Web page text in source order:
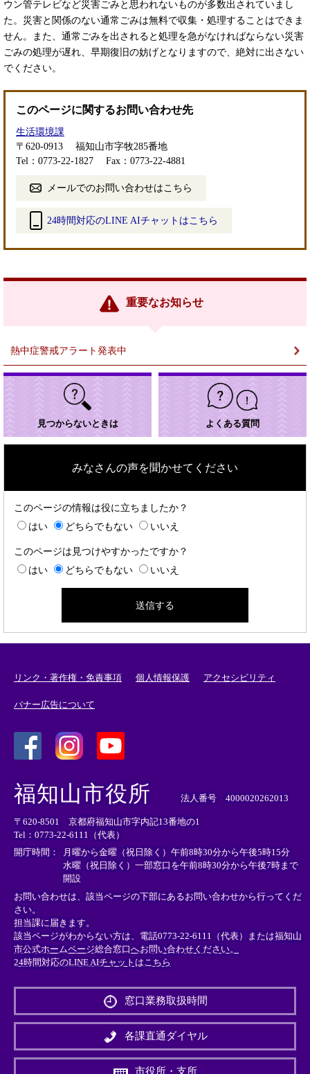
ウン管テレビなど災害ごみと思われないものが多数出されていまし
た。災害と関係のない通常ごみは無料で収集・処理することはできま
せん。また、通常ごみを出されると処理を急がなければならない災害
ごみの処理が遅れ、早期復旧の妨げとなりますので、絶対に出さない
でください。
このページに関するお問い合わせ先
生活環境課
〒620-0913
福知山市字牧285番地
Tel：0773-22-1827
Fax：0773-22-4881
メールでのお問い合わせはこちら
24時間対応のLINE AIチャットはこちら
リ
重要なお知らせ
熱中症警戒アラート発表中
見つからないときは よくある質問
みなさんの声を聞かせてください
このページの情報は役に立ちましたか？
はい
どちらでもない いいえ
このページは見つけやすかったですか？
はい
どちらでもない いいえ
リンク・著作権・免責事項 個人情報保護 アクセシビリティ
バナー広告について
外
部
リ
ン
ク
＞
外
リ
ン
ク
＞
外
部
ン
ク
＞
福知山市役所 法人番号 4000020262013
〒620-8501 京都府福知山市字内記13番地の1
Tel：0773-22-6111（代表）
開庁時間：
月曜から金曜（祝日除く）午前8時30分から午後5時15分
水曜（祝日除く）一部窓口を午前8時30分から午後7時まで
開設
お問い合わせは、該当ページの下部にあるお問い合わせから行ってくだ
さい。
担当課に届きます。
該当ページがわからない方は、電話0773-22-6111（代表）または福知山
市公式ホームページ総合窓口へお問い合わせください。
24時間対応のLINE AIチャットはこちら
外
リ
ン
＞
窓口業務取扱時間
各課直通ダイヤル
市役所・支所